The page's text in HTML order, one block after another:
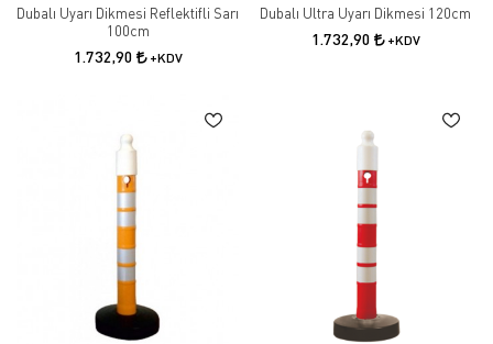
Dubalı Uyarı Dikmesi Reflektifli Sarı
100cm
1.732,90 +KDV
Dubalı Ultra Uyarı Dikmesi 120cm
1.732,90 +KDV